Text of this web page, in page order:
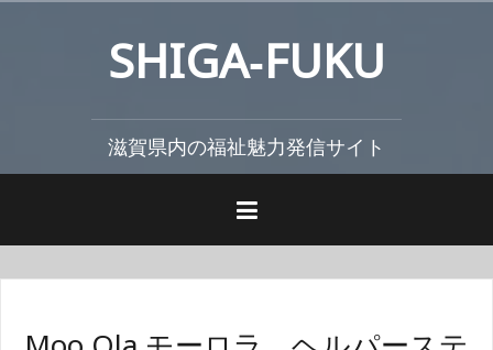
ス
SHIGA‐FUKU
滋賀県内の福祉魅力発信サイト